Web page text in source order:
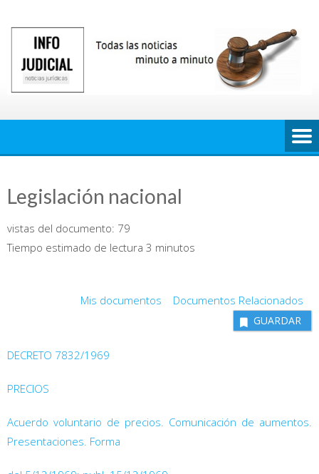
contenido
Legislación nacional
vistas del documento: 79
Tiempo estimado de lectura 3 minutos
Mis documentos Documentos Relacionados
GUARDAR
DECRETO 7832/1969
PRECIOS
Acuerdo voluntario de precios. Comunicación de aumentos.
Presentaciones. Forma